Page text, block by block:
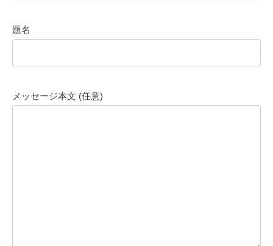
題名
メッセージ本文 (任意)